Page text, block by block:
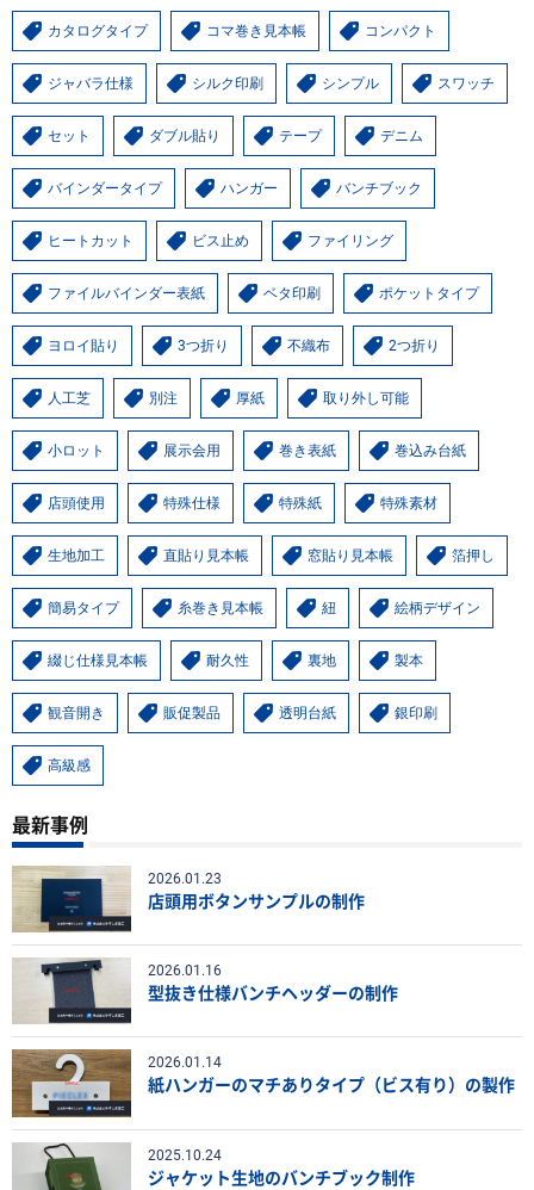
カタログタイプ コマ巻き見本帳 コンパクト
ジャバラ仕様 シルク印刷 シンプル スワッチ
セット ダブル貼り テープ デニム
バインダータイプ ハンガー バンチブック
ヒートカット ビス止め ファイリング
ファイルバインダー表紙 ベタ印刷 ポケットタイプ
ヨロイ貼り 3つ折り 不織布 2つ折り
人工芝 別注 厚紙 取り外し可能
小ロット 展示会用 巻き表紙 巻込み台紙
店頭使用 特殊仕様 特殊紙 特殊素材
生地加工 直貼り見本帳 窓貼り見本帳 箔押し
簡易タイプ 糸巻き見本帳 紐 絵柄デザイン
綴じ仕様見本帳 耐久性 裏地 製本
観音開き 販促製品 透明台紙 銀印刷
高級感
最新事例
2026.01.23
店頭用ボタンサンプルの制作
2026.01.16
型抜き仕様バンチヘッダーの制作
2026.01.14
紙ハンガーのマチありタイプ（ビス有り）の製作
2025.10.24
ジャケット生地のバンチブック制作